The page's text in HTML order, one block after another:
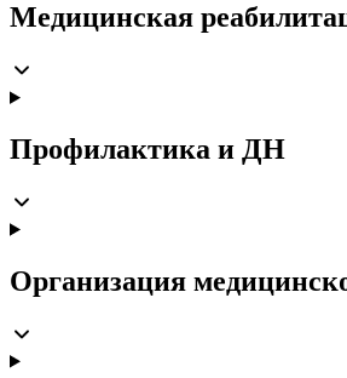
Медицинская
Профилактика и ДН
Организация